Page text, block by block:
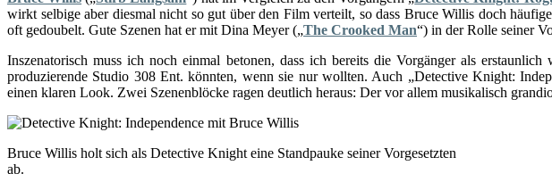
wirkt selbige aber diesmal nicht so gut über den Film verteilt, so dass Bruce Willis doch
oft gedoubelt. Gute Szenen hat er mit Dina Meyer („The Crooked Man“) in der Rolle seiner
Inszenatorisch muss ich noch einmal betonen, dass ich bereits die Vorgänger als
produzierende Studio 308 Ent. könnten, wenn sie nur wollten. Auch „Detective Knight:
einen klaren Look. Zwei Szenenblöcke ragen deutlich heraus: Der vor allem musikalisch
Bruce Willis holt sich als Detective Knight eine Standpauke seiner Vorgesetzten
ab.